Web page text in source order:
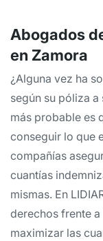
Abogados
en Zamora
¿Alguna vez ha
según su póliza
más probable es
conseguir lo que
compañías
cuantías
mismas. En
derechos frente
maximizar las